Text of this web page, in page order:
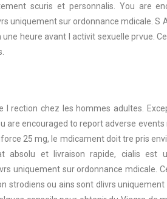
scuris et personnalis. You are
uniquement sur ordonnance mdicale.
heure avant l activit sexuelle prvue.
rection chez les hommes adultes.
are encouraged to report adverse
25 mg, le mdicament doit tre pris
absolu et livraison rapide, cialis est
uniquement sur ordonnance mdicale.
strodiens ou ains sont dlivrs